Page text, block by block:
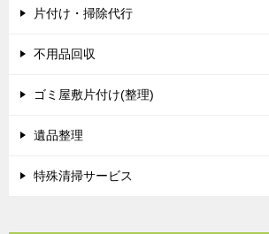
片付け・掃除代行
不用品回収
ゴミ屋敷片付け(整理)
遺品整理
特殊清掃サービス